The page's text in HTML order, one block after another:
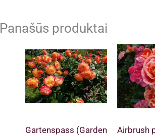
Panašūs produktai
Gartenspass (Garden
Airbrush